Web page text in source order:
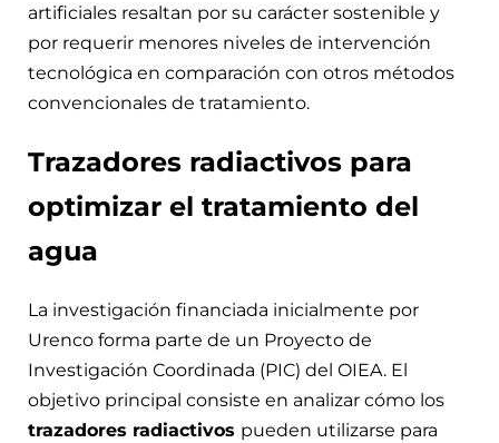
artificiales resaltan por su carácter sostenible y
por requerir menores niveles de intervención
tecnológica en comparación con otros métodos
convencionales de tratamiento.
Trazadores radiactivos para
optimizar el tratamiento del
agua
La investigación financiada inicialmente por
Urenco forma parte de un Proyecto de
Investigación Coordinada (PIC) del OIEA. El
objetivo principal consiste en analizar cómo los
trazadores radiactivos pueden utilizarse para